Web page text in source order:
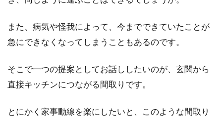
モルタルDIYの基礎情報！必要な道
具や仕上げ方のコツとは？
玄関アプローチや壁などの外構DIYで「モルタ
ル」を扱うときには、どのような準備をすべき
また、病気や怪我によって、今までできていたことが
急にできなくなってしまうこともあるのです。
そこで一つの提案としてお話ししたいのが、玄関から
直接キッチンにつながる間取りです。
とにかく家事動線を楽にしたいと、このような間取り